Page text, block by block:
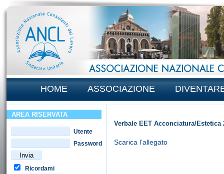
HOME ASSOCIAZIONE
AREA RISERVATA
Utente
Password
Ricordami
Verbale EET Acconciatura/Estetica
Scarica l’allegato